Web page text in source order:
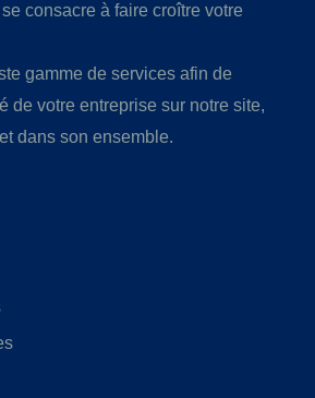
consacre à faire croître votre
gamme de services afin de
de votre entreprise sur notre site,
dans son ensemble.